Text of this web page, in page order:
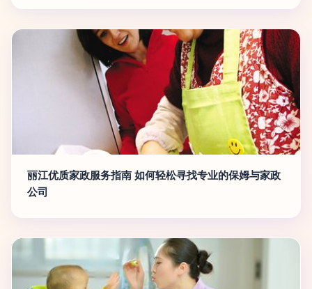
丽江优质家政服务指南 如何轻松寻找专业的保姆与家政
公司